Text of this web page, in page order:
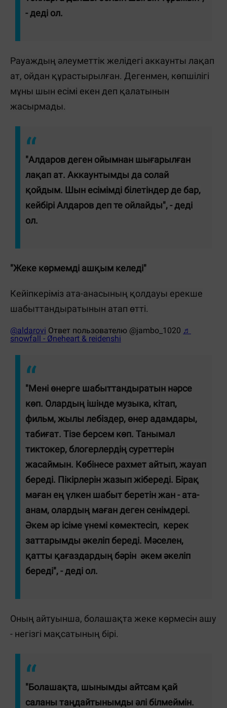
- деді ол.
Рауаждың әлеуметтік желідегі аккаунты лақап
ат, ойдан құрастырылған. Дегенмен, көпшілігі
мұны шын есімі екен деп қалатынын
жасырмады.
"Алдаров деген ойымнан шығарылған
лақап ат. Аккаунтымды да солай
қойдым. Шын есімімді білетіндер де бар,
кейбірі Алдаров деп те ойлайды", - деді
ол.
"Жеке көрмемді ашқым келеді"
Кейіпкеріміз ата-анасының қолдауы ерекше
шабыттандыратынын атап өтті.
@aldarovi Ответ пользователю @jambo_1020 ♬
snowfall - Øneheart & reidenshi
"Мені өнерге шабыттандыратын нәрсе
көп. Олардың ішінде музыка, кітап,
фильм, жылы лебіздер, өнер адамдары,
табиғат. Тізе берсем көп. Танымал
тиктокер, блогерлердің суреттерін
жасаймын. Көбінесе рахмет айтып, жауап
береді. Пікірлерін жазып жібереді. Бірақ
маған ең үлкен шабыт беретін жан - ата-
анам, олардың маған деген сенімдері.
Әкем әр ісіме үнемі көмектесіп, керек
заттарымды әкеліп береді. Мәселен,
қатты қағаздардың бәрін әкем әкеліп
береді", - деді ол.
Оның айтуынша, болашақта жеке көрмесін ашу
- негізгі мақсатының бірі.
"Болашақта, шынымды айтсам қай
саланы таңдайтынымды әлі білмеймін.